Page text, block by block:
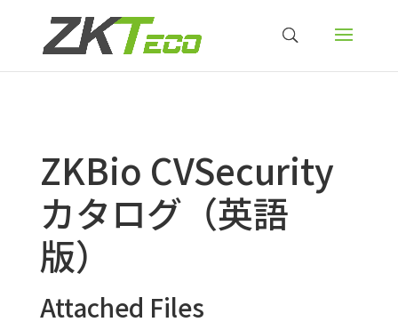
ZKBio CVSecurity
カタログ（英語
版）
Attached Files